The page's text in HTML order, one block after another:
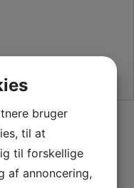
bruger
til at
til forskellige
af annoncering,